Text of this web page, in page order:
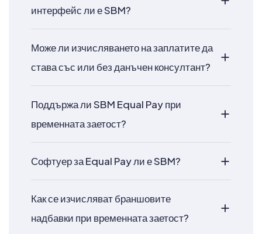
интерфейс ли е SBM?
Може ли изчисляването на заплатите да
става със или без данъчен консултант?
Поддържа ли SBM Equal Pay при
временната заетост?
Софтуер за Equal Pay ли е SBM?
Как се изчисляват браншовите
надбавки при временната заетост?